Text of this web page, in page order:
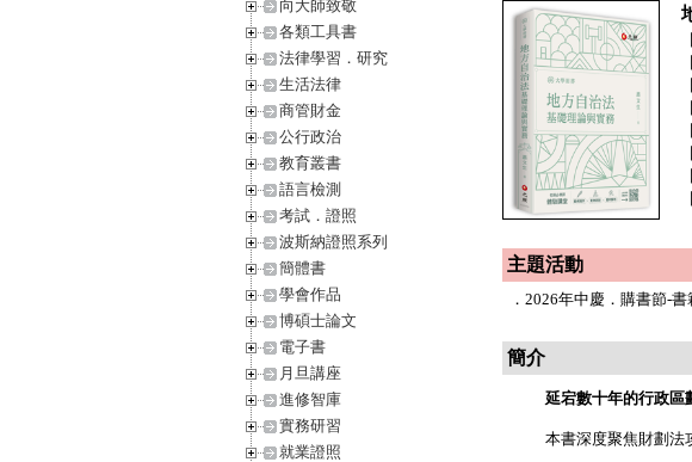
向大師致敬
各類工具書
法律學習．研究
生活法律
商管財金
公行政治
教育叢書
語言檢測
考試．證照
波斯納證照系列
簡體書
學會作品
博碩士論文
電子書
月旦講座
進修智庫
實務研習
就業證照
主題活動
． 2026年中慶．購書節-書
簡介
延宕數十年的行政區
本書深度聚焦財劃法攻